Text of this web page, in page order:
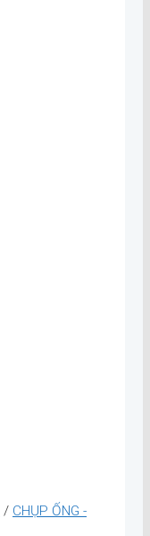
/ CHỤP ỐNG -